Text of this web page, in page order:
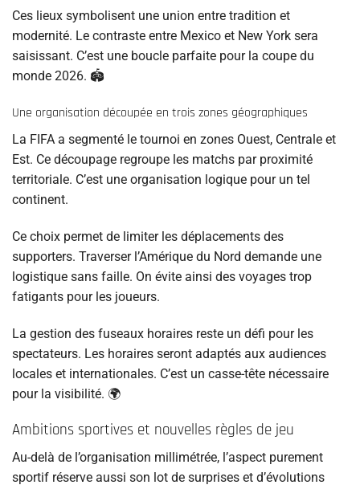
Ces lieux symbolisent une union entre tradition et
modernité. Le contraste entre Mexico et New York sera
saisissant. C’est une boucle parfaite pour la coupe du
monde 2026. 🏟️
Une organisation découpée en trois zones géographiques
La FIFA a segmenté le tournoi en zones Ouest, Centrale et
Est. Ce découpage regroupe les matchs par proximité
territoriale. C’est une organisation logique pour un tel
continent.
Ce choix permet de limiter les déplacements des
supporters. Traverser l’Amérique du Nord demande une
logistique sans faille. On évite ainsi des voyages trop
fatigants pour les joueurs.
La gestion des fuseaux horaires reste un défi pour les
spectateurs. Les horaires seront adaptés aux audiences
locales et internationales. C’est un casse-tête nécessaire
pour la visibilité. 🌍
Ambitions sportives et nouvelles règles de jeu
Au-delà de l’organisation millimétrée, l’aspect purement
sportif réserve aussi son lot de surprises et d’évolutions